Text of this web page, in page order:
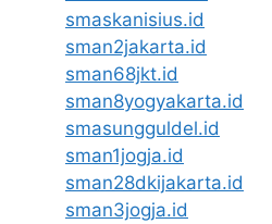
smaskanisius.id
sman2jakarta.id
sman68jkt.id
sman8yogyakarta.id
smasungguldel.id
sman1jogja.id
sman28dkijakarta.id
sman3jogja.id